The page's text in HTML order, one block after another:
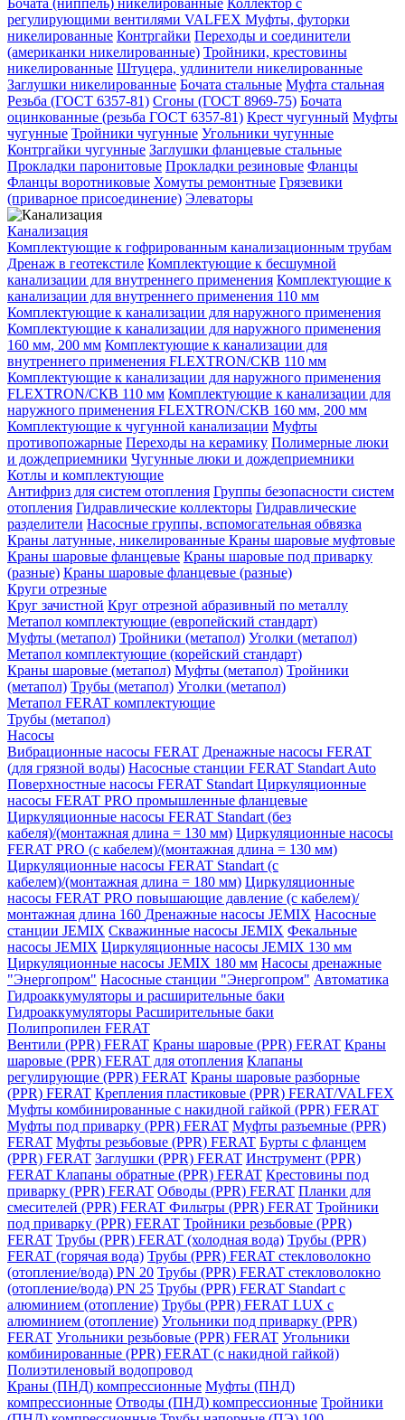
регулирующими вентилями VALFEX Муфты, футорки
никелированные Контргайки Переходы и соединители
(американки никелированные) Тройники, крестовины
никелированные Штуцера, удлинители никелированные
Заглушки никелированные Бочата стальные Муфта стальная
Резьба (ГОСТ 6357-81) Сгоны (ГОСТ 8969-75) Бочата
оцинкованные (резьба ГОСТ 6357-81) Крест чугунный Муфты
чугунные Тройники чугунные Угольники чугунные
Контргайки чугунные Заглушки фланцевые стальные
Прокладки паронитовые Прокладки резиновые Фланцы
Фланцы воротниковые Хомуты ремонтные Грязевики
(приварное присоединение) Элеваторы
Канализация
Комплектующие к гофрированным канализационным трубам
Дренаж в геотекстиле Комплектующие к бесшумной
канализации для внутреннего применения Комплектующие к
канализации для внутреннего применения 110 мм
Комплектующие к канализации для наружного применения
Комплектующие к канализации для наружного применения
160 мм, 200 мм Комплектующие к канализации для
внутреннего применения FLEXTRON/СКВ 110 мм
Комплектующие к канализации для наружного применения
FLEXTRON/СКВ 110 мм Комплектующие к канализации для
наружного применения FLEXTRON/СКВ 160 мм, 200 мм
Комплектующие к чугунной канализации Муфты
противопожарные Переходы на керамику Полимерные люки
и дождеприемники Чугунные люки и дождеприемники
Котлы и комплектующие
Антифриз для систем отопления Группы безопасности систем
отопления Гидравлические коллекторы Гидравлические
разделители Насосные группы, вспомогательная обвязка
Краны латунные, никелированные Краны шаровые муфтовые
Краны шаровые фланцевые Краны шаровые под приварку
(разные) Краны шаровые фланцевые (разные)
Круги отрезные
Круг зачистной Круг отрезной абразивный по металлу
Метапол комплектующие (европейский стандарт)
Муфты (метапол) Тройники (метапол) Уголки (метапол)
Метапол комплектующие (корейский стандарт)
Краны шаровые (метапол) Муфты (метапол) Тройники
(метапол) Трубы (метапол) Уголки (метапол)
Метапол FERAT комплектующие
Трубы (метапол)
Насосы
Вибрационные насосы FERAT Дренажные насосы FERAT
(для грязной воды) Насосные станции FERAT Standart Auto
Поверхностные насосы FERAT Standart Циркуляционные
насосы FERAT PRO промышленные фланцевые
Циркуляционные насосы FERAT Standart (без
кабеля)/(монтажная длина = 130 мм) Циркуляционные насосы
FERAT PRO (с кабелем)/(монтажная длина = 130 мм)
Циркуляционные насосы FERAT Standart (с
кабелем)/(монтажная длина = 180 мм) Циркуляционные
насосы FERAT PRO повышающие давление (с кабелем)/
монтажная длина 160 Дренажные насосы JEMIX Насосные
станции JEMIX Скважинные насосы JEMIX Фекальные
насосы JEMIX Циркуляционные насосы JEMIX 130 мм
Циркуляционные насосы JEMIX 180 мм Насосы дренажные
"Энергопром" Насосные станции "Энергопром" Автоматика
Гидроаккумуляторы и расширительные баки
Гидроаккумуляторы Расширительные баки
Полипропилен FERAT
Вентили (PPR) FERAT Краны шаровые (PPR) FERAT Краны
шаровые (PPR) FERAT для отопления Клапаны
регулирующие (PPR) FERAT Краны шаровые разборные
(PPR) FERAT Крепления пластиковые (PPR) FERAT/VALFEX
Муфты комбинированные с накидной гайкой (PPR) FERAT
Муфты под приварку (PPR) FERAT Муфты разъемные (PPR)
FERAT Муфты резьбовые (PPR) FERAT Бурты с фланцем
(PPR) FERAT Заглушки (PPR) FERAT Инструмент (PPR)
FERAT Клапаны обратные (PPR) FERAT Крестовины под
приварку (PPR) FERAT Обводы (PPR) FERAT Планки для
смесителей (PPR) FERAT Фильтры (PPR) FERAT Тройники
под приварку (PPR) FERAT Тройники резьбовые (PPR)
FERAT Трубы (PPR) FERAT (холодная вода) Трубы (PPR)
FERAT (горячая вода) Трубы (PPR) FERAT стекловолокно
(отопление/вода) РN 20 Трубы (PPR) FERAT стекловолокно
(отопление/вода) РN 25 Трубы (PPR) FERAT Standart c
алюминием (отопление) Трубы (PPR) FERAT LUX c
алюминием (отопление) Угольники под приварку (PPR)
FERAT Угольники резьбовые (PPR) FERAT Угольники
комбинированные (PPR) FERAT (с накидной гайкой)
Полиэтиленовый водопровод
Краны (ПНД) компрессионные Муфты (ПНД)
компрессионные Отводы (ПНД) компрессионные Тройники